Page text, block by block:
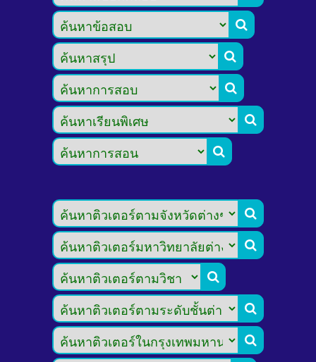









